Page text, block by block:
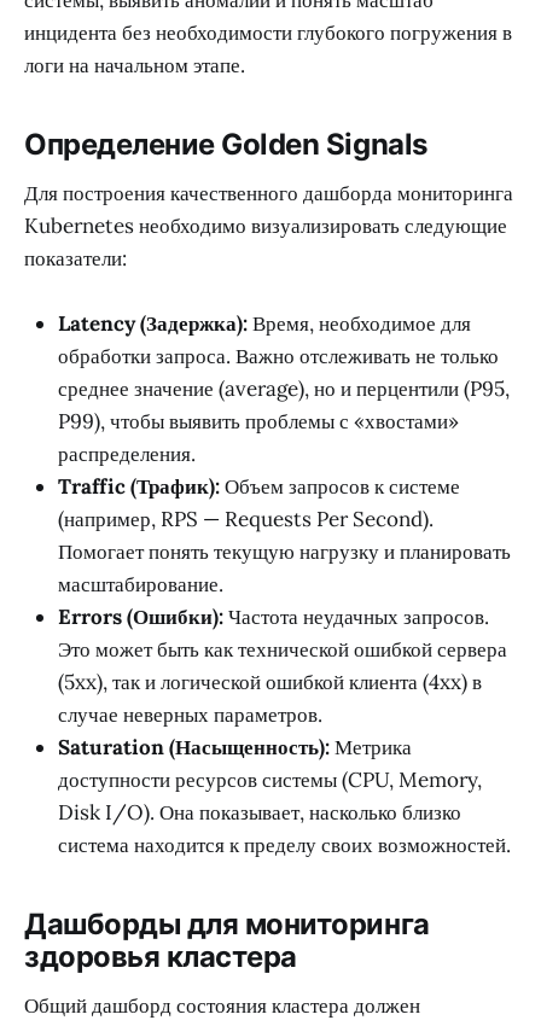
инцидента без необходимости глубокого погружения в
логи на начальном этапе.
Определение Golden Signals
Для построения качественного дашборда мониторинга
Kubernetes необходимо визуализировать следующие
показатели:
Latency (Задержка):Время, необходимое для
обработки запроса. Важно отслеживать не только
среднее значение (average), но и перцентили (P95,
P99), чтобы выявить проблемы с «хвостами»
распределения.
Traffic (Трафик):Объем запросов к системе
(например, RPS — Requests Per Second).
Помогает понять текущую нагрузку и планировать
масштабирование.
Errors (Ошибки):Частота неудачных запросов.
Это может быть как технической ошибкой сервера
(5xx), так и логической ошибкой клиента (4xx) в
случае неверных параметров.
Saturation (Насыщенность):Метрика
доступности ресурсов системы (CPU, Memory,
Disk I/O). Она показывает, насколько близко
система находится к пределу своих возможностей.
Дашборды для мониторинга
здоровья кластера
Общий дашборд состояния кластера должен